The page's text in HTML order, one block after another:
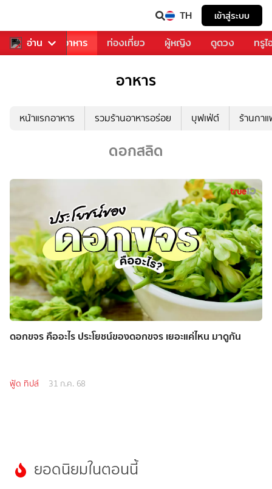
TH เข้าสู่ระบบ
อ่าน
การเพลง อาหาร ท่องเที่ยว ผู้หญิง ดูดวง ทรู
อาหาร
หน้าแรกอาหาร รวมร้านอาหารอร่อย บุฟเฟ่ต์ ร้านกา
ดอกสลิด
ดอกขจร คืออะไร ประโยชน์ของดอกขจร เยอะแค่ไหน มาดูกัน
ฟู้ด ทิปส์ 31 ก.ค. 68
ยอดนิยมในตอนนี้